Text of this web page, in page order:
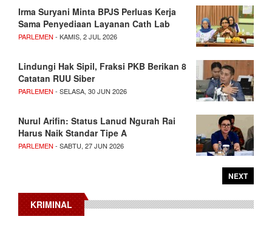
Irma Suryani Minta BPJS Perluas Kerja
Sama Penyediaan Layanan Cath Lab
PARLEMEN - KAMIS, 2 JUL 2026
Lindungi Hak Sipil, Fraksi PKB Berikan 8
Catatan RUU Siber
PARLEMEN - SELASA, 30 JUN 2026
Nurul Arifin: Status Lanud Ngurah Rai
Harus Naik Standar Tipe A
PARLEMEN - SABTU, 27 JUN 2026
NEXT
KRIMINAL